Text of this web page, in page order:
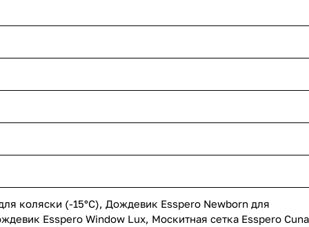
коляски (-15°С), Дождевик Esspero Newborn для
Esspero Window Lux, Москитная сетка Esspero Cuna